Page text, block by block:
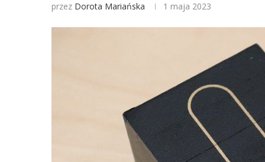
przez Dorota Mariańska 1 maja 2023